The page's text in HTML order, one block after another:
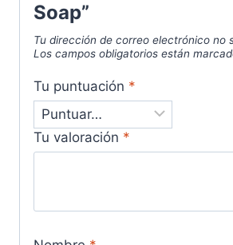
Soap”
Tu dirección de correo electrónico no
Los campos obligatorios están
Tu puntuación *
Tu valoración *